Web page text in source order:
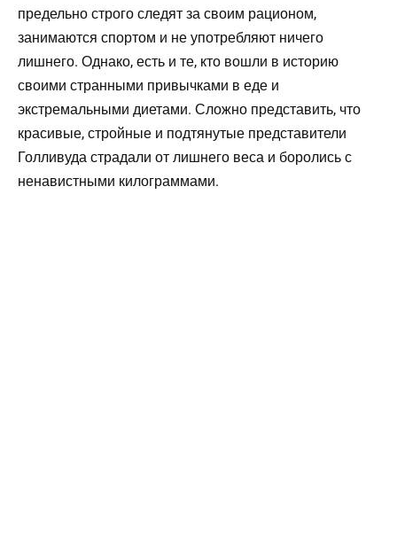
предельно строго следят за своим рационом,
занимаются спортом и не употребляют ничего
лишнего. Однако, есть и те, кто вошли в историю
своими странными привычками в еде и
экстремальными диетами. Сложно представить, что
красивые, стройные и подтянутые представители
Голливуда страдали от лишнего веса и боролись с
ненавистными килограммами.